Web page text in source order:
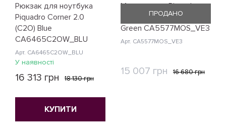
Рюкзак для ноутбука
Piquadro Corner 2.0
(C2O) Blue
CA6465C2OW_BLU
Арт. CA6465C2OW_BLU
У наявності
16 313 грн 18 130 грн
КУПИТИ
Монорюкзак Piquadro
Modus Restyling (MOS)
Green CA5577MOS_VE3
Арт. CA5577MOS_VE3
ПРОДАНО
15 007 грн 16 680 грн